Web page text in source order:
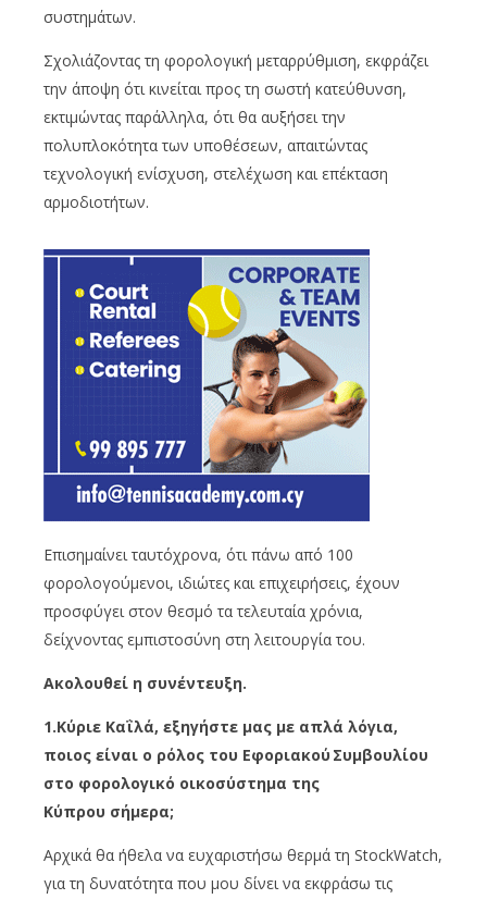
συστημάτων.
Σχολιάζοντας τη φορολογική μεταρρύθμιση, εκφράζει
την άποψη ότι κινείται προς τη σωστή κατεύθυνση,
εκτιμώντας παράλληλα, ότι θα αυξήσει την
πολυπλοκότητα των υποθέσεων, απαιτώντας
τεχνολογική ενίσχυση, στελέχωση και επέκταση
αρμοδιοτήτων.
Επισημαίνει ταυτόχρονα, ότι πάνω από 100
φορολογούμενοι, ιδιώτες και επιχειρήσεις, έχουν
προσφύγει στον θεσμό τα τελευταία χρόνια,
δείχνοντας εμπιστοσύνη στη λειτουργία του.
Ακολουθεί η συνέντευξη.
1.Κύριε Καΐλά, εξηγήστε μας με απλά λόγια,
ποιος είναι ο ρόλος του Εφοριακού Συμβουλίου
στο φορολογικό οικοσύστημα της
Κύπρου σήμερα;
Αρχικά θα ήθελα να ευχαριστήσω θερμά τη StockWatch,
για τη δυνατότητα που μου δίνει να εκφράσω τις